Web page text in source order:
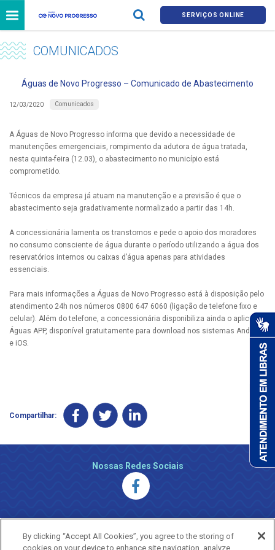
SERVIÇOS ONLINE
COMUNICADOS
Águas de Novo Progresso – Comunicado de Abastecimento
12/03/2020 Comunicados
A Águas de Novo Progresso informa que devido a necessidade de
manutenções emergenciais, rompimento da adutora de água tratada,
nesta quinta-feira (12.03), o abastecimento no município está
comprometido.
Técnicos da empresa já atuam na manutenção e a previsão é que o
abastecimento seja gradativamente normalizado a partir das 14h.
A concessionária lamenta os transtornos e pede o apoio dos moradores
no consumo consciente de água durante o período utilizando a água dos
reservatórios internos ou caixas d’água apenas para atividades
essenciais.
Para mais informações a Águas de Novo Progresso está à disposição pelo
atendimento 24h nos números 0800 647 6060 (ligação de telefone fixo e
celular). Além do telefone, a concessionária disponibiliza ainda o aplicativo
Águas APP, disponível gratuitamente para download nos sistemas Android
e iOS.
Compartilhar:
Nossas Redes Sociais
By clicking “Accept All Cookies”, you agree to the storing of
cookies on your device to enhance site navigation, analyze